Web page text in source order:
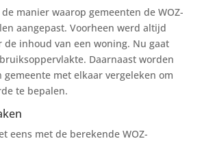
manier waarop gemeenten de WOZ-
aangepast. Voorheen werd altijd
de inhoud van een woning. Nu gaat
Daarnaast worden
gemeente met elkaar vergeleken om
te bepalen.
eens met de berekende WOZ-